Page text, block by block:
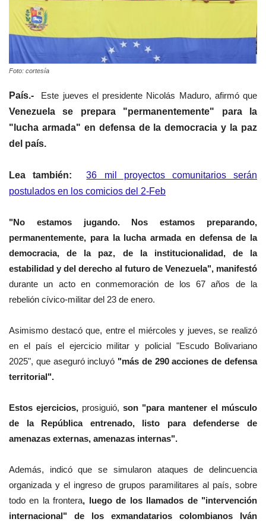
Foto: cortesía
País.- Este jueves el presidente Nicolás Maduro, afirmó que
Venezuela se prepara "permanentemente" para la
"lucha armada" en defensa de la democracia y la paz
del país.
Lea también:36 mil proyectos comunitarios serán
postulados en los comicios del 2-Feb
"No estamos jugando. Nos estamos preparando,
permanentemente, para la lucha armada en defensa de la
democracia, de la paz, de la institucionalidad, de la
estabilidad y del derecho al futuro de Venezuela", manifestó
durante un acto en conmemoración de los 67 años de la
rebelión cívico-militar del 23 de enero.
Asimismo destacó que, entre el miércoles y jueves, se realizó
en el país el ejercicio militar y policial "Escudo Bolivariano
2025", que aseguró incluyó "más de 290 acciones de defensa
territorial".
Estos ejercicios, prosiguió, son "para mantener el músculo
de la República entrenado, listo para defenderse de
amenazas externas, amenazas internas".
Además, indicó que se simularon ataques de delincuencia
organizada y el ingreso de grupos paramilitares al país, sobre
todo en la frontera, luego de los llamados de "intervención
internacional" de los exmandatarios colombianos Iván